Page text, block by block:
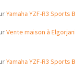
Yamaha YZF-R3 Sports
Vente maison à
Yamaha YZF-R3 Sports